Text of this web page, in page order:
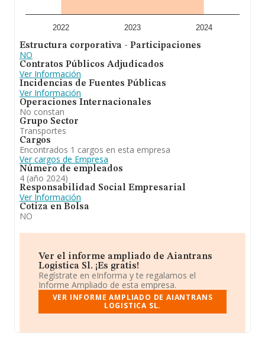
Como información adicional de interés, la media de
empleados de las empresas es de 5; la antigüedad
En conclusión, la actividad de
es a) el transporte de mercancías por carretera (cnae
4941). b) las actividades anexas al transporte terrestre
(cnae 5221). c) la compra, venta, el alquiler, la
reparación, el mantenimiento, la exportación y la
importación de toda clase de vehículos, nuevos y
usados, de sus componentes, accesorios y pi. En el
ranking de provincia, ha experimentado un retroceso.
2022 2023 2024
Estructura corporativa - Participaciones
NO
Contratos Públicos Adjudicados
Ver Información
Incidencias de Fuentes Públicas
Ver Información
Operaciones Internacionales
No constan
Grupo Sector
Transportes
Cargos
Encontrados 1 cargos en esta empresa
Ver cargos de Empresa
Número de empleados
4 (año 2024)
Responsabilidad Social Empresarial
Ver Información
Cotiza en Bolsa
NO
Ver el informe ampliado de Aiantrans
Logistica Sl. ¡Es gratis!
Regístrate en eInforma y te regalamos el
Informe Ampliado de esta empresa.
VER INFORME AMPLIADO DE AIANTRANS
LOGISTICA SL.